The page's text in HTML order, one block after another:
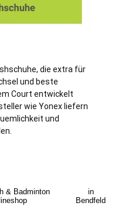
die extra für
und beste
Court entwickelt
wie Yonex liefern
und
& Badminton
in
Bendfeld